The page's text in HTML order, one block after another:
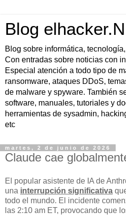
Blog
Blog sobre informática,
Con entradas sobre noticias con
Especial atención a todo tipo de
ransomware, ataques DDoS,
de malware y spyware. También
software, manuales, tutoriales y
herramientas de sysadmin,
etc
martes, 2 de junio de 2026
Claude cae
El popular asistente de IA de
una interrupción significativa
todo el mundo. El incidente
las 2:10 am ET, provocando que